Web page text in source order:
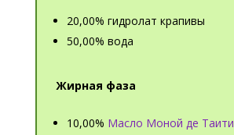
20,00% гидролат крапивы
50,00% вода
Жирная фаза
10,00% Масло Моной де Таити